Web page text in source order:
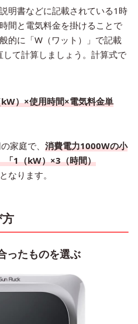
明書などに記載されている1時
間と電気料金を掛けることで
的に「W（ワット）」で記載
て計算しましょう。計算式で
）×使用時間×電気料金単
家庭で、 消費電力1000Wの小
「1（kW）×3（時間）
なります。
ったものを選ぶ